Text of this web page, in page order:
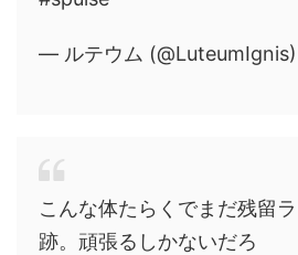
— ルテウム (@LuteumIgnis)
こんな体たらくでまだ残留
跡。頑張るしかないだろ